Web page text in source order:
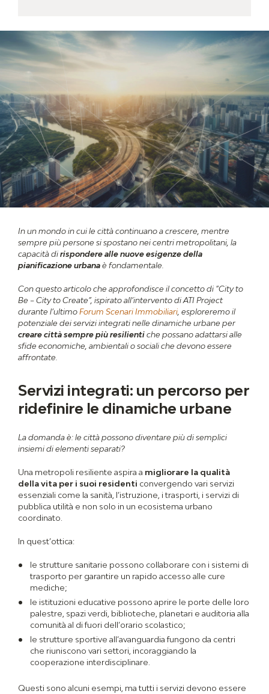
In un mondo in cui le città continuano a crescere, mentre
sempre più persone si spostano nei centri metropolitani, la
capacità dirispondere alle nuove esigenze della
pianificazione urbanaè fondamentale.
Con questo articolo che approfondisce il concetto di “City to
Be – City to Create”, ispirato all’intervento di ATI Project
durante l’ultimoForum Scenari Immobiliari, esploreremo il
potenziale dei servizi integrati nelle dinamiche urbane per
creare città sempre più resilientiche possano adattarsi alle
sfide economiche, ambientali o sociali che devono essere
affrontate.
Servizi integrati: un percorso per
ridefinire le dinamiche urbane
La domanda è: le città possono diventare più di semplici
insiemi di elementi separati?
Una metropoli resiliente aspira a migliorare la qualità
della vita per i suoi residenti convergendo vari servizi
essenziali come la sanità, l’istruzione, i trasporti, i servizi di
pubblica utilità e non solo in un ecosistema urbano
coordinato.
In quest’ottica:
le strutture sanitarie possono collaborare con i sistemi di
trasporto per garantire un rapido accesso alle cure
mediche;
le istituzioni educative possono aprire le porte delle loro
palestre, spazi verdi, biblioteche, planetari e auditoria alla
comunità al di fuori dell’orario scolastico;
le strutture sportive all’avanguardia fungono da centri
che riuniscono vari settori, incoraggiando la
cooperazione interdisciplinare.
Questi sono alcuni esempi, ma tutti i servizi devono essere